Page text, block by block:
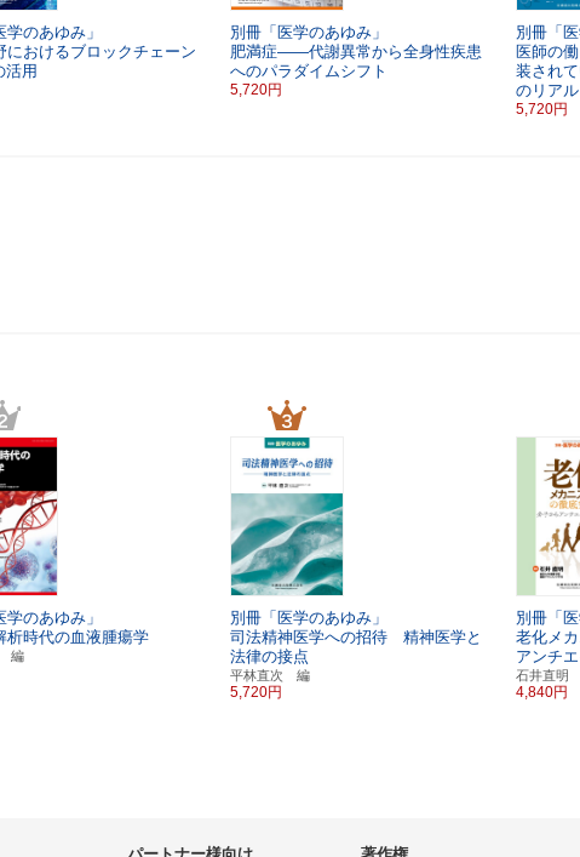
学のあゆみ」
におけるブロックチェーン
活用
別冊「医学のあゆみ」
肥満症――代謝異常から全身性疾患
へのパラダイムシフト
5,720円
別冊「
医師の
装され
のリアル
5,720円
学のあゆみ」
析時代の血液腫瘍学
編
別冊「医学のあゆみ」
司法精神医学への招待 精神医学と
法律の接点
平林直次 編
5,720円
別冊「
老化メ
アンチ
石井直明
4,840円